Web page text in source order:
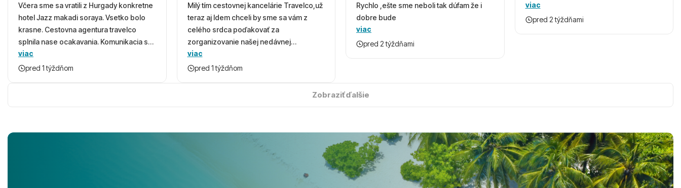
Včera sme sa vratili z Hurgady konkretne
hotel Jazz makadi soraya. Vsetko bolo
krasne. Cestovna agentura travelco
splnila nase ocakavania. Komunikacia s
panom Michalinom uzasna a napomocna.
Vsetko vysvetlil aj vo vecernych hodinach
viac
pred 1 týždňom
Milý tím cestovnej kancelárie Travelco,už
teraz aj Idem chceli by sme sa vám z
celého srdca poďakovať za
zorganizovanie našej nedávnej
dovolenky v Turecku. Vďaka vám sme
prežili nádherný čas, na ktorý budeme
čierneho! ​Čo nás dostalo najviac: ​Skvelé
ochotní a starostliví ľudia. ​Gastro zážitok:
viac
pred 1 týždňom
Rychlo ,ešte sme neboli tak dúfam že i
dobre bude
viac
pred 2 týždňami
viac
pred 2 týždňami
Zobraziť ďalšie